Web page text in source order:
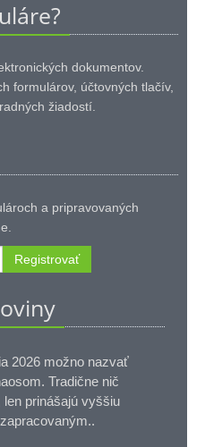
dokumentov.
formulárov, účtovných tlačív,
žiadostí.
a pripravovaných
Registrovať
2026 možno nazvať
Tradične nič
len prinášajú vyššiu